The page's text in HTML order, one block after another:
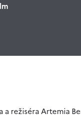
režiséra Artemia